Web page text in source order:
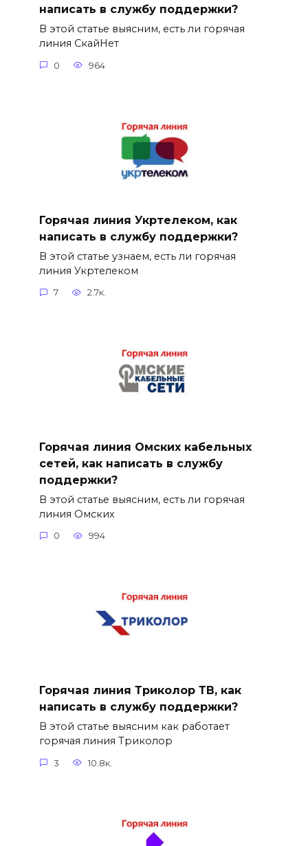
написать в службу поддержки?
В этой статье выясним, есть ли горячая
линия СкайНет
0 964
Горячая линия Укртелеком, как
написать в службу поддержки?
В этой статье узнаем, есть ли горячая
линия Укртелеком
7 2.7к.
Горячая линия Омских кабельных
сетей, как написать в службу
поддержки?
В этой статье выясним, есть ли горячая
линия Омских
0 994
Горячая линия Триколор ТВ, как
написать в службу поддержки?
В этой статье выясним как работает
горячая линия Триколор
3 10.8к.